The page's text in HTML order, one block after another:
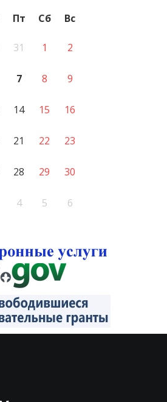
Пт Сб Вс
31 1 2
7 8 9
14 15 16
21 22 23
28 29 30
4 5 6